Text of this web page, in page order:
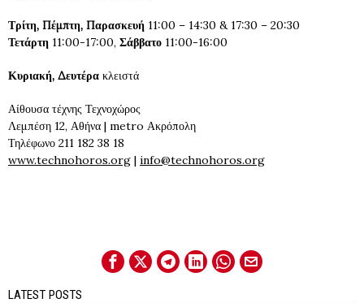
Τρίτη, Πέμπτη, Παρασκευή 11:00 – 14:30 & 17:30 – 20:30
Τετάρτη 11:00-17:00, Σάββατο 11:00-16:00
Κυριακή, Δευτέρα κλειστά
Αίθουσα τέχνης Τεχνοχώρος
Λεμπέση 12, Αθήνα | metro Ακρόπολη
Τηλέφωνο 211 182 38 18
www.technohoros.org | info@technohoros.org
LATEST POSTS